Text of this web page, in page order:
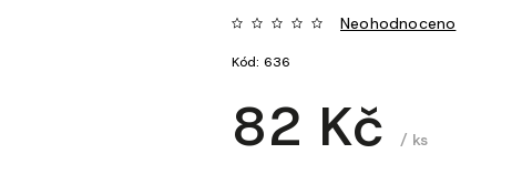
Neohodnoceno
82 Kč/ ks
Kód: 636